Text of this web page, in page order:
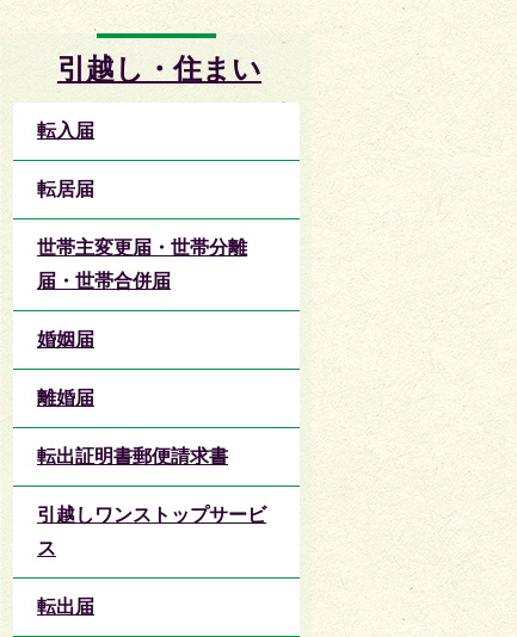
引越し・住まい
転入届
転居届
世帯主変更届・世帯分離
届・世帯合併届
婚姻届
離婚届
転出証明書郵便請求書
引越しワンストップサービ
ス
転出届